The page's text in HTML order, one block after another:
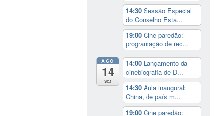
14:30Sessão Especial
do Conselho Esta...
19:00Cine paredão:
programação de rec...
AGO
14
sex
14:00 Lançamento da
cinebiografia de D...
14:30Aula inaugural:
China, de país m...
19:00Cine paredão: